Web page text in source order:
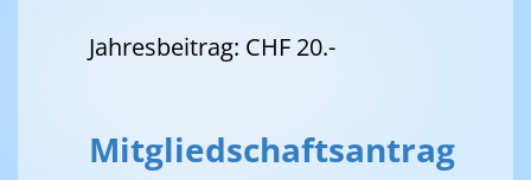
Jahresbeitrag: CHF 20.-
Mitgliedschaftsantrag